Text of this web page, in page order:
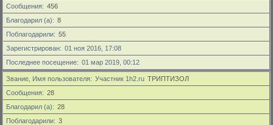
Сообщения
456
Благодарил (а)
8
Поблагодарили
55
Зарегистрирован
01 ноя 2016, 17:08
Последнее посещение
01 мар 2019, 00:12
Звание, Имя пользователя Участник 1h2.ru ТРИПТИЗОЛ
Сообщения
28
Благодарил (а)
28
Поблагодарили
3